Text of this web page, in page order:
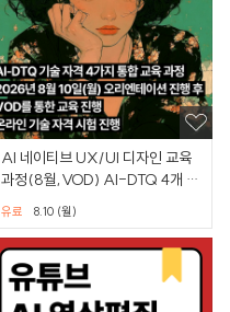
AI 네이티브 UX/UI 디자인 교육
과정(8월,VOD) AI-DTQ 4개 자
격증 동시취득
8.10 (월)
유료